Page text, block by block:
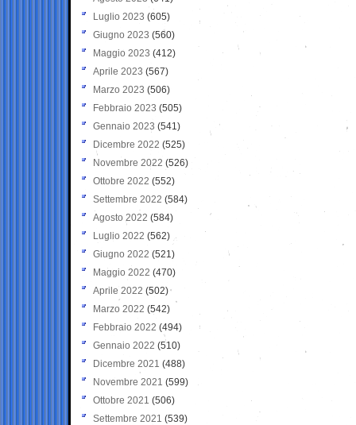
Luglio 2023 (605)
Giugno 2023 (560)
Maggio 2023 (412)
Aprile 2023 (567)
Marzo 2023 (506)
Febbraio 2023 (505)
Gennaio 2023 (541)
Dicembre 2022 (525)
Novembre 2022 (526)
Ottobre 2022 (552)
Settembre 2022 (584)
Agosto 2022 (584)
Luglio 2022 (562)
Giugno 2022 (521)
Maggio 2022 (470)
Aprile 2022 (502)
Marzo 2022 (542)
Febbraio 2022 (494)
Gennaio 2022 (510)
Dicembre 2021 (488)
Novembre 2021 (599)
Ottobre 2021 (506)
Settembre 2021 (539)